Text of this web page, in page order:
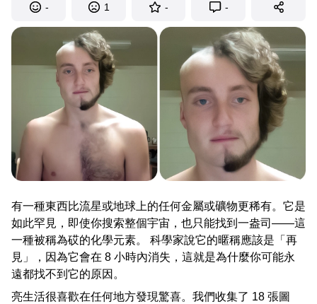
- 1 - -
有一種東西比流星或地球上的任何金屬或礦物更稀有。它是
如此罕見，即使你搜索整個宇宙，也只能找到一盎司——這
一種被稱為砹的化學元素。 科學家說它的暱稱應該是「再
見」，因為它會在 8 小時內消失，這就是為什麼你可能永
遠都找不到它的原因。
亮生活很喜歡在任何地方發現驚喜。我們收集了 18 張圖